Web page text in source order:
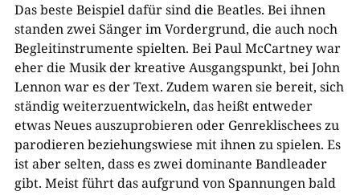
Das beste Beispiel dafür sind die Beatles. Bei ihnen
standen zwei Sänger im Vordergrund, die auch noch
Begleitinstrumente spielten. Bei Paul McCartney war
eher die Musik der kreative Ausgangspunkt, bei John
Lennon war es der Text. Zudem waren sie bereit, sich
ständig weiterzuentwickeln, das heißt entweder
etwas Neues auszuprobieren oder Genreklischees zu
parodieren beziehungswiese mit ihnen zu spielen. Es
ist aber selten, dass es zwei dominante Bandleader
gibt. Meist führt das aufgrund von Spannungen bald